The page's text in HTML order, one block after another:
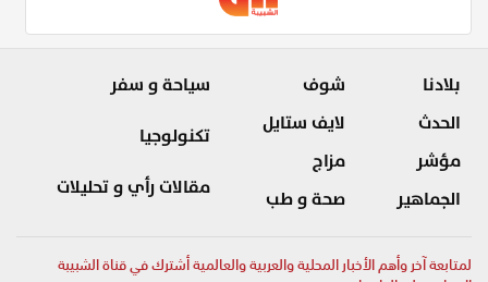
بلادنا
الحدث
مؤشر
الجماهير
شوف
لايف ستايل
مزاج
صحة و طب
سياحة و سفر
تكنولوجيا
مقالات رأي و تحليلات
لمتابعة آخر وأهم الأخبار المحلية والعربية والعالمية أشترك في قناة الشبيبة